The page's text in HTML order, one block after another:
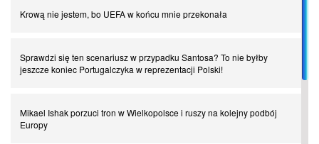
Krową nie jestem, bo UEFA w końcu mnie przekonała
Sprawdzi się ten scenariusz w przypadku Santosa? To nie byłby
jeszcze koniec Portugalczyka w reprezentacji Polski!
Mikael Ishak porzuci tron w Wielkopolsce i ruszy na kolejny podbój
Europy